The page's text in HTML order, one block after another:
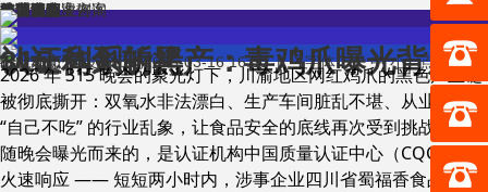
首页
体系认证
验厂管家
咨询服务
培训课程
成功案例
精英团队
行业动态
资料下载
关于我们
雅仕博企业咨询
企业成功案例
全方位解决方案
行业动态
315 利剑斩黑产：毒鸡爪曝光背后，认证体系的拷
出处未知 | 发布日期2026-03-16 16:30 | 【字体：大 中 小】点击次
2026 年 315 晚会的聚光灯下，川渝地区网红鸡爪的黑色产业链
被彻底撕开：双氧水非法漂白、生产车间脏乱不堪、从业者直言
“自己不吃” 的行业乱象，让食品安全的底线再次受到挑战。而紧
随晚会曝光而来的，是认证机构中国质量认证中心（CQC）的
火速响应 —— 短短两小时内，涉事企业四川省蜀福香食品有限